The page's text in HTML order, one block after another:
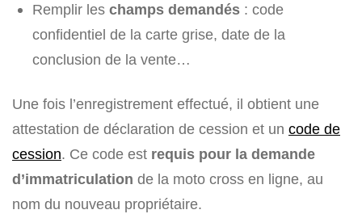
Remplir les champs demandés : code
confidentiel de la carte grise, date de la
conclusion de la vente…
Une fois l’enregistrement effectué, il obtient une
attestation de déclaration de cession et un code de
cession. Ce code est requis pour la demande
d’immatriculation de la moto cross en ligne, au
nom du nouveau propriétaire.